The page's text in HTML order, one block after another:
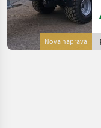
Nova naprava